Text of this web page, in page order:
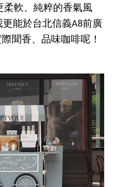
柔軟、純粹的香氣風
能於台北信義A8前廣
聞香、品味咖啡呢！